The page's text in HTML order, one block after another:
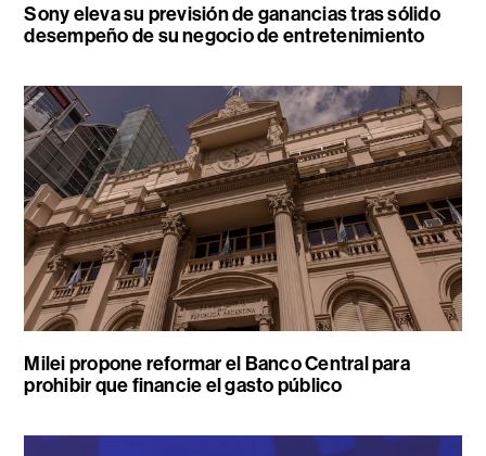
Sony eleva su previsión de ganancias tras sólido
desempeño de su negocio de entretenimiento
Milei propone reformar el Banco Central para
prohibir que financie el gasto público